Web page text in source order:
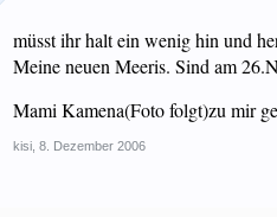
müsst ihr halt ein wenig hin und
Meine neuen Meeris. Sind am
Mami Kamena(Foto folgt)zu mir
kisi 8. Dezember 2006